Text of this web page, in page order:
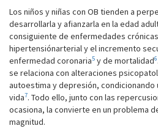
Los niños y niñas con OB tienden a
desarrollarla y afianzarla en la edad
consiguiente de enfermedades
hipertensiónarterial y el incremento
enfermedad coronaria5 y de mortalidad6
se relaciona con alteraciones
autoestima y depresión,
vida7. Todo ello, junto con las
ocasiona, la convierte en un problema
magnitud.